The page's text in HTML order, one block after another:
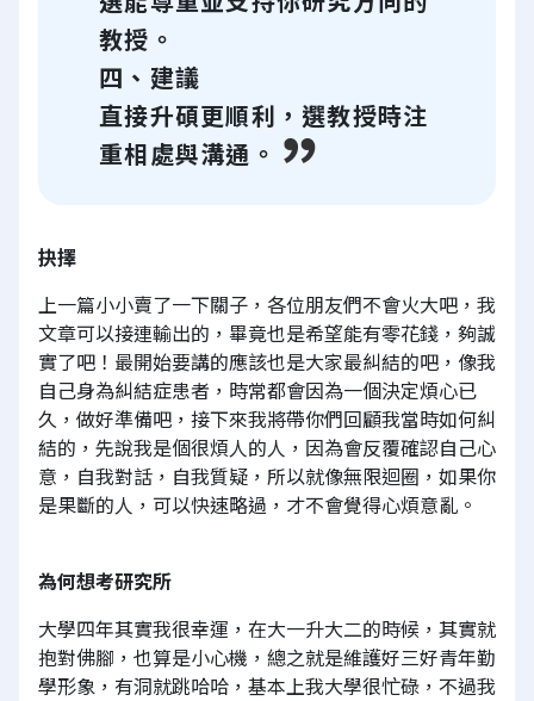
教授。
四、建議
直接升碩更順利，選教授時注
重相處與溝通。
抉擇
上一篇小小賣了一下關子，各位朋友們不會火大吧，我
文章可以接連輸出的，畢竟也是希望能有零花錢，夠誠
實了吧！最開始要講的應該也是大家最糾結的吧，像我
自己身為糾結症患者，時常都會因為一個決定煩心已
久，做好準備吧，接下來我將帶你們回顧我當時如何糾
結的，先說我是個很煩人的人，因為會反覆確認自己心
意，自我對話，自我質疑，所以就像無限迴圈，如果你
是果斷的人，可以快速略過，才不會覺得心煩意亂。
為何想考研究所
大學四年其實我很幸運，在大一升大二的時候，其實就
抱對佛腳，也算是小心機，總之就是維護好三好青年勤
學形象，有洞就跳哈哈，基本上我大學很忙碌，不過我